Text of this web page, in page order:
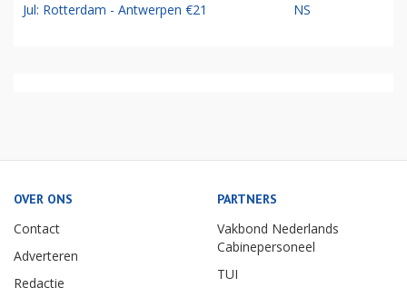
Jul: Rotterdam - Antwerpen €21 NS
OVER ONS
Contact
Adverteren
Redactie
PARTNERS
Vakbond Nederlands
Cabinepersoneel
TUI